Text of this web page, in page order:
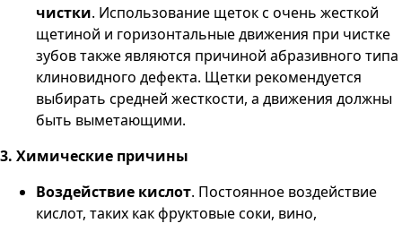
чистки. Использование щеток с очень жесткой
щетиной и горизонтальные движения при чистке
зубов также являются причиной абразивного типа
клиновидного дефекта. Щетки рекомендуется
выбирать средней жесткости, а движения должны
быть выметающими.
3. Химические причины
Воздействие кислот. Постоянное воздействие
кислот, таких как фруктовые соки, вино,